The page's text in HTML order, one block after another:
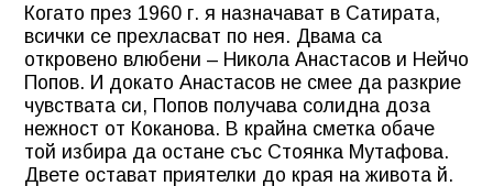
Когато през 1960 г. я назначават в Сатирата,
всички се прехласват по нея. Двама са
откровено влюбени – Никола Анастасов и Нейчо
Попов. И докато Анастасов не смее да разкрие
чувствата си, Попов получава солидна доза
нежност от Коканова. В крайна сметка обаче
той избира да остане със Стоянка Мутафова.
Двете остават приятелки до края на живота й.